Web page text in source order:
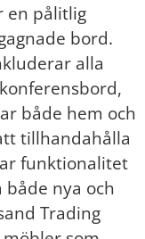
en pålitlig
bord.
alla
både hem och
tillhandahålla
funktionalitet
nya och
Trading